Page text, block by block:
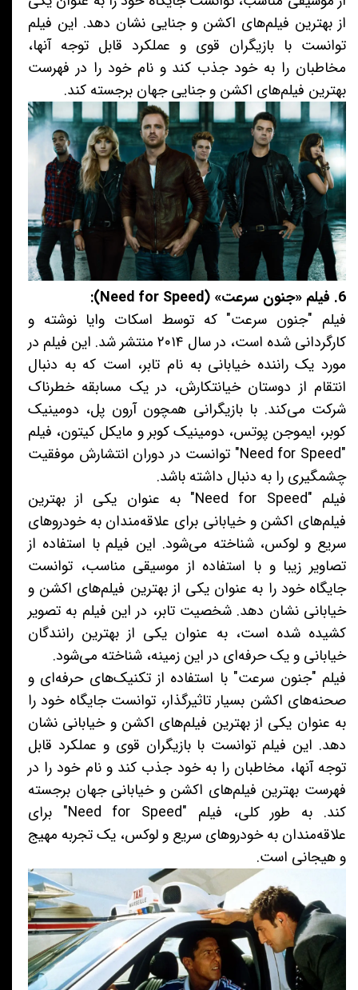
از بهترین فیلم‌های اکشن و جنایی نشان دهد. این فیلم
توانست با بازیگران قوی و عملکرد قابل توجه آنها،
مخاطبان را به خود جذب کند و نام خود را در فهرست
بهترین فیلم‌های اکشن و جنایی جهان برجسته کند.
6. فیلم «جنون سرعت» (Need for Speed):
فیلم "جنون سرعت" که توسط اسکات وایا نوشته و
کارگردانی شده است، در سال ۲۰۱۴ منتشر شد. این فیلم در
مورد یک راننده خیابانی به نام تابر، است که به دنبال
انتقام از دوستان خیانتکارش، در یک مسابقه خطرناک
شرکت می‌کند. با بازیگرانی همچون آرون پل، دومینیک
کوبر، ایموجن پوتس، دومینیک کوبر و مایکل کیتون، فیلم
"Need for Speed" توانست در دوران انتشارش موفقیت
چشمگیری را به دنبال داشته باشد.
فیلم "Need for Speed" به عنوان یکی از بهترین
فیلم‌های اکشن و خیابانی برای علاقه‌مندان به خودروهای
سریع و لوکس، شناخته می‌شود. این فیلم با استفاده از
تصاویر زیبا و با استفاده از موسیقی مناسب، توانست
جایگاه خود را به عنوان یکی از بهترین فیلم‌های اکشن و
خیابانی نشان دهد. شخصیت تابر، در این فیلم به تصویر
کشیده شده است، به عنوان یکی از بهترین رانندگان
خیابانی و یک حرفه‌ای در این زمینه، شناخته می‌شود.
فیلم "جنون سرعت" با استفاده از تکنیک‌های حرفه‌ای و
صحنه‌های اکشن بسیار تاثیرگذار، توانست جایگاه خود را
به عنوان یکی از بهترین فیلم‌های اکشن و خیابانی نشان
دهد. این فیلم توانست با بازیگران قوی و عملکرد قابل
توجه آنها، مخاطبان را به خود جذب کند و نام خود را در
فهرست بهترین فیلم‌های اکشن و خیابانی جهان برجسته
کند. به طور کلی، فیلم "Need for Speed" برای
علاقه‌مندان به خودروهای سریع و لوکس، یک تجربه مهیج
و هیجانی است.